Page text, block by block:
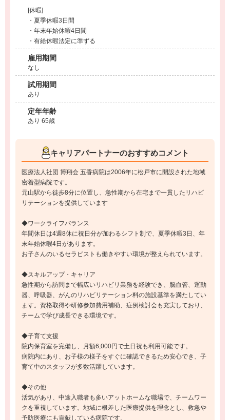
[休暇]
・夏季休暇3日間
・年末年始休暇4日間
・有給休暇法定に準ずる
雇用期間
なし
試用期間
あり
定年年齢
あり 65歳
キャリアパートナーのおすすめコメント
医療法人社団 博翔会 五香病院は2006年に松戸市に開設された地域
密着型病院です。
元山駅から徒歩8分に位置し、急性期から在宅まで一貫したリハビ
リテーションを提供しています
◆ワークライフバランス
年間休日は4週8休に祝日分が加わるシフト制で、夏季休暇3日、年
末年始休暇4日があります。
お子さんのいるセラピストも働きやすい環境が整えられています。
◆スキルアップ・キャリア
急性期から訪問まで幅広いリハビリ業務を経験でき、脳血管、運動
器、呼吸器、がんのリハビリテーション料の施設基準を満たしてい
ます。資格取得や研修参加費用補助、症例検討会も充実しており、
チームで学び成長できる環境です。
◆子育て支援
院内保育室を完備し、月額6,000円で土日祝も利用可能です。
病院内にあり、お子様の様子をすぐに確認できるため安心でき、子
育て中のスタッフが多数活躍しています。
◆その他
活気があり、中途入職者も多いアットホームな職場で、チームワー
クを重視しています。地域に根差した医療提供を理念とし、救急や
予防医療にも貢献している病院です。